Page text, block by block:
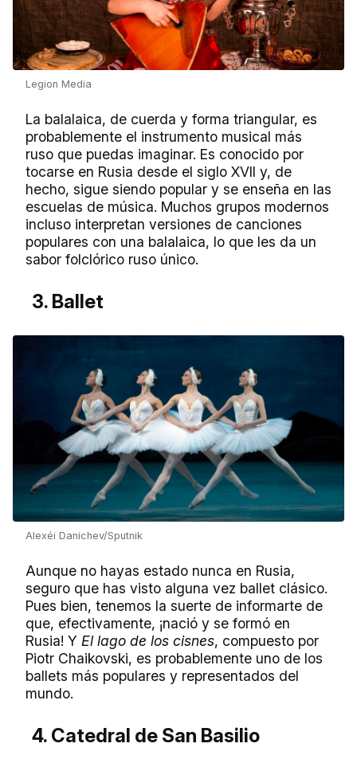
Legion Media
La balalaica, de cuerda y forma triangular, es
probablemente el instrumento musical más
ruso que puedas imaginar. Es conocido por
tocarse en Rusia desde el siglo XVII y, de
hecho, sigue siendo popular y se enseña en las
escuelas de música. Muchos grupos modernos
incluso interpretan versiones de canciones
populares con una balalaica, lo que les da un
sabor folclórico ruso único.
3. Ballet
Alexéi Danichev/Sputnik
Aunque no hayas estado nunca en Rusia,
seguro que has visto alguna vez ballet clásico.
Pues bien, tenemos la suerte de informarte de
que, efectivamente, ¡nació y se formó en
Rusia! Y El lago de los cisnes, compuesto por
Piotr Chaikovski, es probablemente uno de los
ballets más populares y representados del
mundo.
4. Catedral de San Basilio